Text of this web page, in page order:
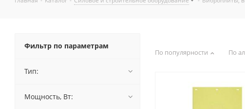
По популярности По
Фильтр по параметрам
Тип:
Мощность, Вт: